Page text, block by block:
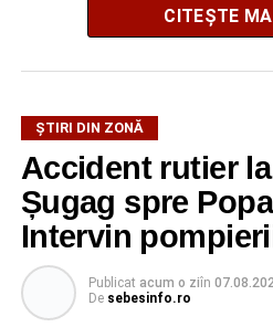
Festivalul este organizat de
Liberi, în parteneriat cu
Ordinul Cetății Mühlbach ,
gratuit pe întreaga durată a
Cetatea Greavilor și zona
CITEȘTE
ȘTIRI DIN ZONĂ
Accident rutier
Șugag spre
Intervin
Publicat acum o ziîn
De sebesinfo.ro